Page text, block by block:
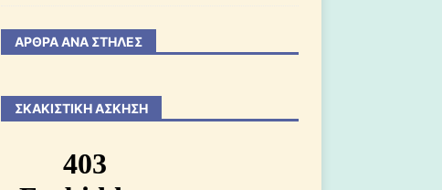
ΆΡΘΡΑ ΑΝΆ ΣΤΉΛΕΣ
ΣΚΑΚΙΣΤΙΚΉ ΆΣΚΗΣΗ